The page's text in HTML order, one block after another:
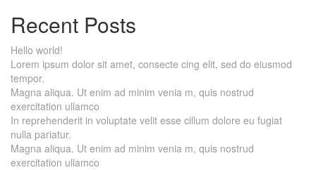
Recent Posts
Hello world!
Lorem ipsum dolor sit amet, consecte cing elit, sed do eiusmod
tempor.
Magna aliqua. Ut enim ad minim venia m, quis nostrud
exercitation ullamco
In reprehenderit in voluptate velit esse cillum dolore eu fugiat
nulla pariatur.
Magna aliqua. Ut enim ad minim venia m, quis nostrud
exercitation ullamco